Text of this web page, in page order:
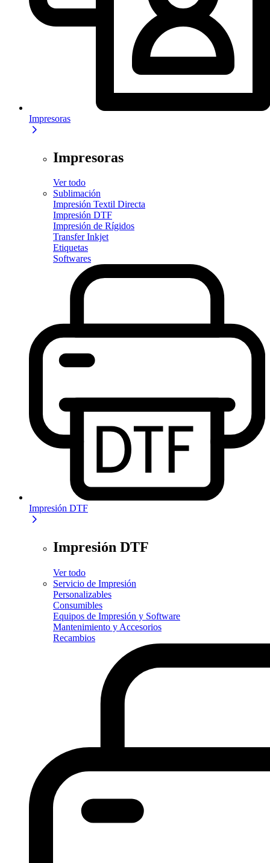
Impresoras
Impresoras
Ver todo
Sublimación
Impresión Textil Directa
Impresión DTF
Impresión de Rígidos
Transfer Inkjet
Etiquetas
Softwares
Impresión DTF
Impresión DTF
Ver todo
Servicio de Impresión
Personalizables
Consumibles
Equipos de Impresión y Software
Mantenimiento y Accesorios
Recambios